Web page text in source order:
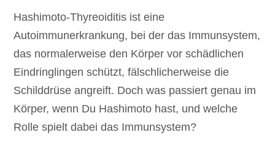
Hashimoto-Thyreoiditis ist eine
Autoimmunerkrankung, bei der das Immunsystem,
das normalerweise den Körper vor schädlichen
Eindringlingen schützt, fälschlicherweise die
Schilddrüse angreift. Doch was passiert genau im
Körper, wenn Du Hashimoto hast, und welche
Rolle spielt dabei das Immunsystem?